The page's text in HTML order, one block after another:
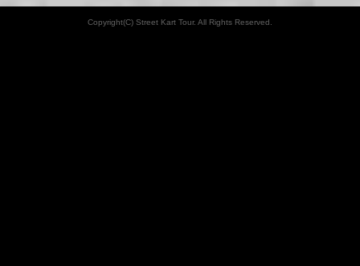
Copyright(C) Street Kart Tour. All Rights Reserved.